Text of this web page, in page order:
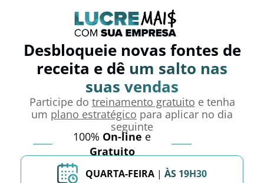
Desbloqueie novas fontes de
receita e dê um salto nas
suas vendas
Participe do treinamento gratuito e tenha
um plano estratégico para aplicar no dia
seguinte
100% On-line e
Gratuito
QUARTA-FEIRA |ÀS 19H30